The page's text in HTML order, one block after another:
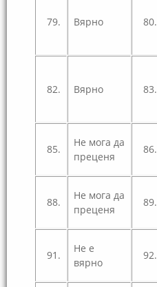
79. Вярно 80.
82. Вярно 83.
85.
Не мога да
преценя
86.
88.
Не мога да
преценя
89.
91.
Не е
вярно
92.